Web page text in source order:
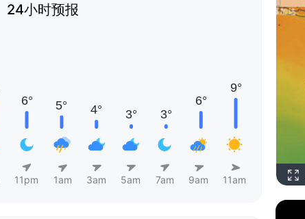
24小时预报
11pm 1am 3am 5am 7am 9am 11am